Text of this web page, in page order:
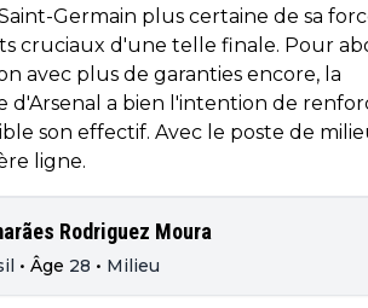
Germain plus certaine de sa
cruciaux d'une telle finale. Pour
avec plus de garanties encore, la
d'Arsenal a bien l'intention de
son effectif. Avec le poste de
ligne.
Rodriguez Moura
• Âge 28 • Milieu